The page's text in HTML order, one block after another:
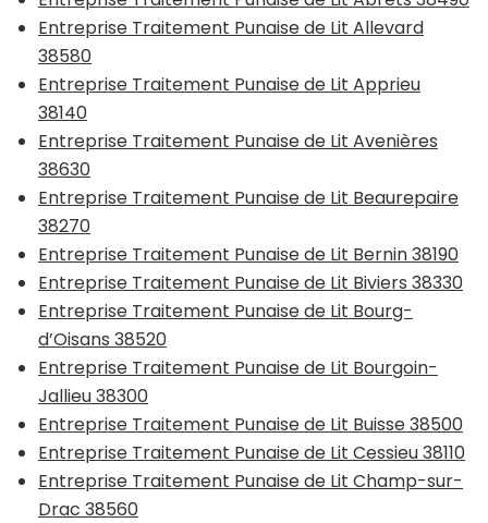
Entreprise Traitement Punaise de Lit Allevard
38580
Entreprise Traitement Punaise de Lit Apprieu
38140
Entreprise Traitement Punaise de Lit Avenières
38630
Entreprise Traitement Punaise de Lit Beaurepaire
38270
Entreprise Traitement Punaise de Lit Bernin 38190
Entreprise Traitement Punaise de Lit Biviers 38330
Entreprise Traitement Punaise de Lit Bourg-
d’Oisans 38520
Entreprise Traitement Punaise de Lit Bourgoin-
Jallieu 38300
Entreprise Traitement Punaise de Lit Buisse 38500
Entreprise Traitement Punaise de Lit Cessieu 38110
Entreprise Traitement Punaise de Lit Champ-sur-
Drac 38560